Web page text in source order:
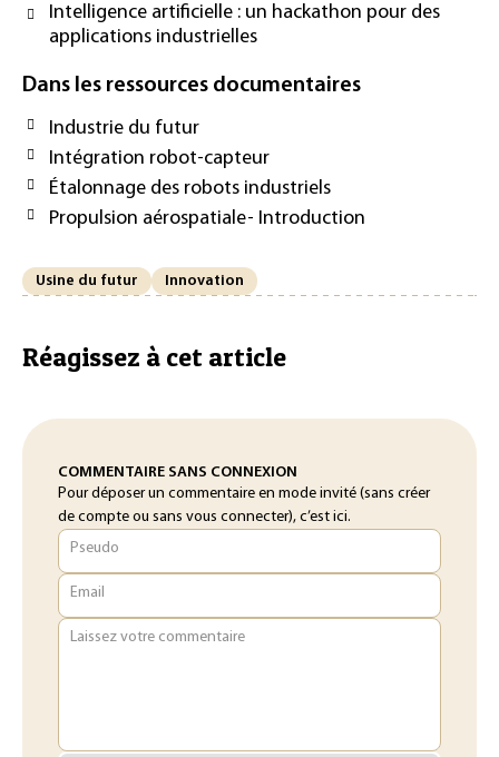
Intelligence artificielle : un hackathon pour des
applications industrielles
Dans les ressources documentaires
Industrie du futur
Intégration robot-capteur
Étalonnage des robots industriels
Propulsion aérospatiale- Introduction
Usine du futur Innovation
Réagissez à cet article
COMMENTAIRE SANS CONNEXION
Pour déposer un commentaire en mode invité (sans créer
de compte ou sans vous connecter), c’est ici.
Pseudo
Email
Laissez votre commentaire